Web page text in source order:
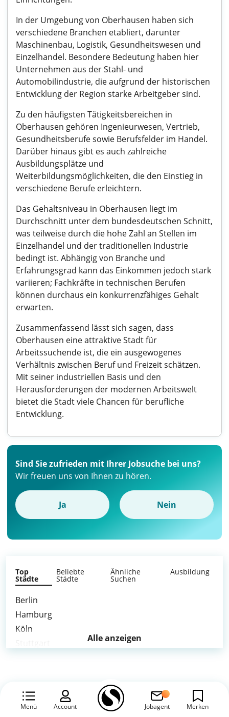
In der Umgebung von Oberhausen haben sich
verschiedene Branchen etabliert, darunter
Maschinenbau, Logistik, Gesundheitswesen und
Einzelhandel. Besondere Bedeutung haben hier
Unternehmen aus der Stahl- und
Automobilindustrie, die aufgrund der historischen
Entwicklung der Region starke Arbeitgeber sind.
Zu den häufigsten Tätigkeitsbereichen in
Oberhausen gehören Ingenieurwesen, Vertrieb,
Gesundheitsberufe sowie Berufsfelder im Handel.
Darüber hinaus gibt es auch zahlreiche
Ausbildungsplätze und
Weiterbildungsmöglichkeiten, die den Einstieg in
verschiedene Berufe erleichtern.
Das Gehaltsniveau in Oberhausen liegt im
Durchschnitt unter dem bundesdeutschen Schnitt,
was teilweise durch die hohe Zahl an Stellen im
Einzelhandel und der traditionellen Industrie
bedingt ist. Abhängig von Branche und
Erfahrungsgrad kann das Einkommen jedoch stark
variieren; Fachkräfte in technischen Berufen
können durchaus ein konkurrenzfähiges Gehalt
erwarten.
Zusammenfassend lässt sich sagen, dass
Oberhausen eine attraktive Stadt für
Arbeitssuchende ist, die ein ausgewogenes
Verhältnis zwischen Beruf und Freizeit schätzen.
Mit seiner industriellen Basis und den
Herausforderungen der modernen Arbeitswelt
bietet die Stadt viele Chancen für berufliche
Entwicklung.
Menü Account Jobagent Merken
Sind Sie zufrieden mit Ihrer Jobsuche bei uns?
Wir freuen uns von Ihnen zu hören.
Ja Nein
Top
Städte
Beliebte
Städte
Ähnliche
Suchen
Ausbildung
Berlin
Hamburg
Köln
Duisburg
Alle anzeigen